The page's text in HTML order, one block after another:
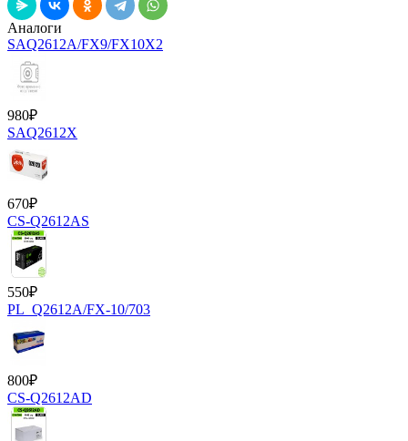
Аналоги
SAQ2612A/FX9/FX10X2
980₽
SAQ2612X
670₽
CS-Q2612AS
550₽
PL_Q2612A/FX-10/703
800₽
CS-Q2612AD